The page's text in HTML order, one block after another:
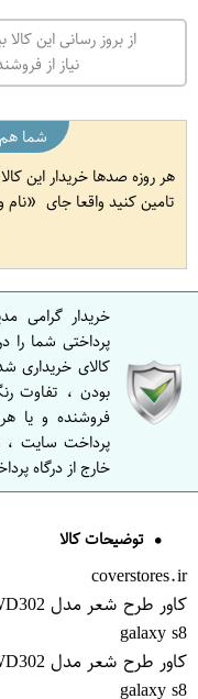
از بروز رسانی این
نیاز از
شما هم
هر روزه صدها خریدار این
تامین کنید واقعا جای
نام
خریدار گرامی
پرداختی شما
کالای خریداری
بودن ، تفاوت
فروشنده و یا
پرداخت سایت ،
خارج از درگاه
توضیحات کالا
coverstores.ir
galaxy s8
galaxy s8